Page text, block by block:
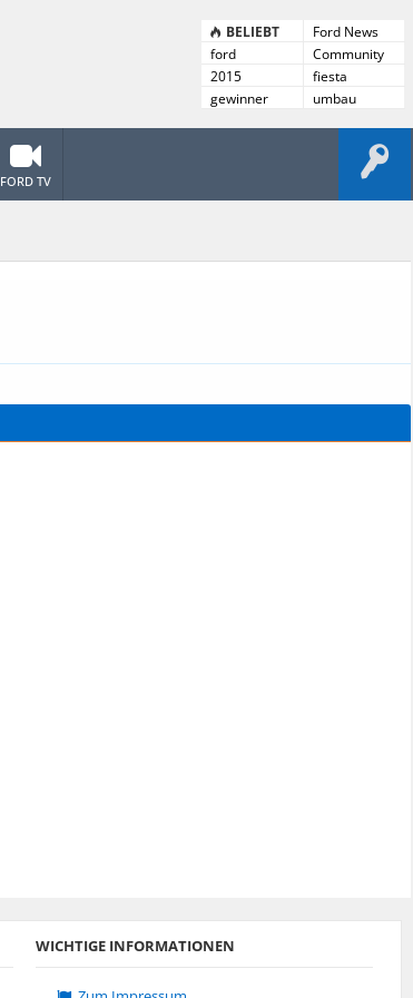
BELIEBT
Ford News
ford
Community
News
2015
fiesta
gewinner
umbau
FORD TV
WICHTIGE INFORMATIONEN